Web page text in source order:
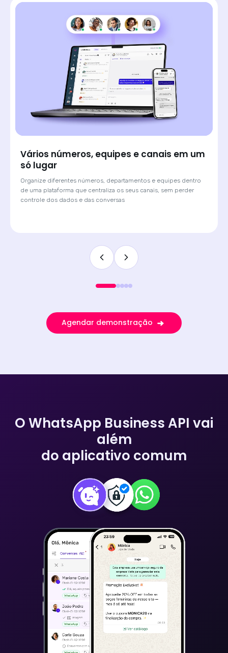
Saiba de onde veio cada lead e atenda
com o contexto certo
Quando o cliente chega por um anúncio de Click-to-WhatsApp,
a Huggy mostra qual campanha originou a conversa. O
atendente sabe o contexto antes de digitar a primeira
Agendar demonstração
O WhatsApp Business API vai
além
do aplicativo comum